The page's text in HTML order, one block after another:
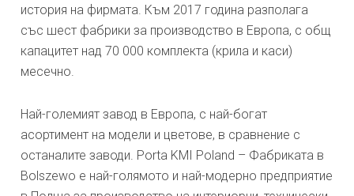
история на фирмата. Към 2017 година разполага
със шест фабрики за производство в Европа, с общ
капацитет над 70 000 комплекта (крила и каси)
месечно.
Най-големият завод в Европа, с най-богат
асортимент на модели и цветове, в сравнение с
останалите заводи. Porta KMI Poland – Фабриката в
Bolszewo е най-голямото и най-модерно предприятие